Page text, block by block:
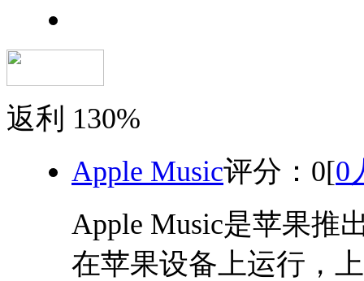
返利 130%
Apple Music评分： 0[0
Apple Music是苹果推
在苹果设备上运行，